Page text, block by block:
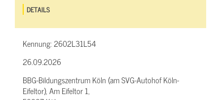
DETAILS
Kennung:2602L31L54
26.09.2026
BBG-Bildungszentrum Köln (am SVG-Autohof Köln-
Eifeltor), Am Eifeltor 1,